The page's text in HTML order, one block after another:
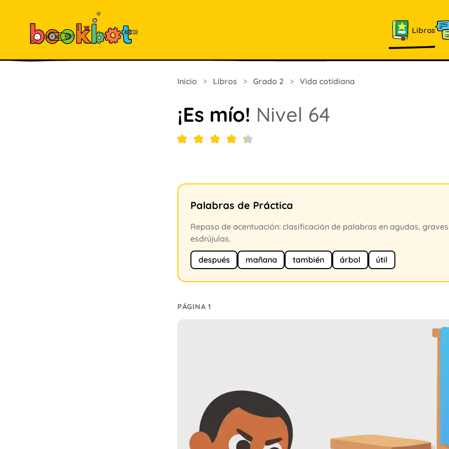
Libros
Inicio > Libros > Grado 2 > Vida cotidiana
¡Es mío! Nivel 64
Palabras de Práctica
Repaso de acentuación: clasificación de palabras en agudas,
esdrújulas.
después mañana también árbol útil
PÁGINA 1